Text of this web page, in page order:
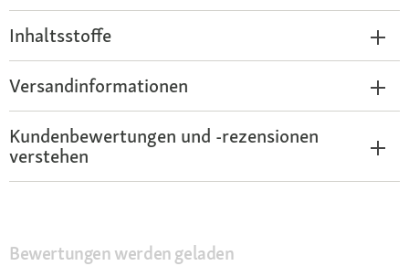
Inhaltsstoffe
Versandinformationen
Kundenbewertungen und -rezensionen
verstehen
Bewertungen werden geladen